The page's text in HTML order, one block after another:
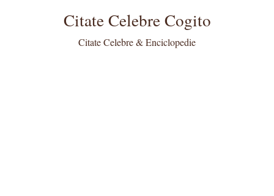
Citate Celebre Cogito
Citate Celebre & Enciclopedie